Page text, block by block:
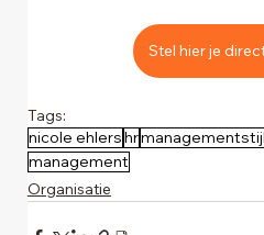
Stel hier je
Tags:
nicole ehlershrmanagementstijl
management
Organisatie